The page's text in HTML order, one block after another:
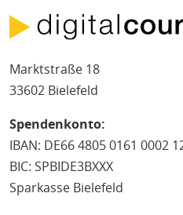
Marktstraße 18
33602 Bielefeld
Spendenkonto:
IBAN: DE66 4805 0161 0002
BIC: SPBIDE3BXXX
Sparkasse Bielefeld